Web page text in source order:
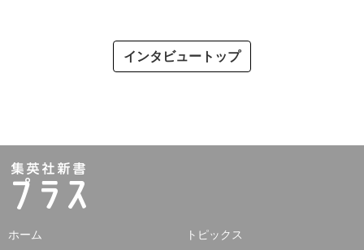
インタビュートップ
ホーム
トピックス